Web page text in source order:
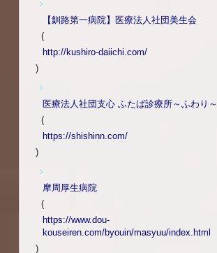
【釧路第一病院】医療法人社団美生会
(
http://kushiro-daiichi.com/
)
医療法人社団支心 ふたば診療所～ふわり～
(
https://shishinn.com/
)
摩周厚生病院
(
https://www.dou-
kouseiren.com/byouin/masyuu/index.html
)